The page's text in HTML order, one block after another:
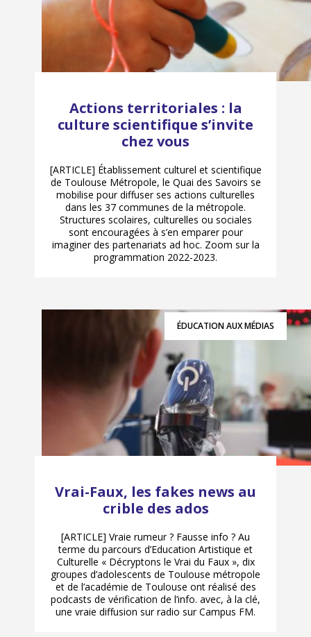
Actions territoriales : la
culture scientifique s’invite
chez vous
[ARTICLE] Établissement culturel et scientifique
de Toulouse Métropole, le Quai des Savoirs se
mobilise pour diffuser ses actions culturelles
dans les 37 communes de la métropole.
Structures scolaires, culturelles ou sociales
sont encouragées à s’en emparer pour
imaginer des partenariats ad hoc. Zoom sur la
programmation 2022-2023.
ÉDUCATION AUX MÉDIAS
Vrai-Faux, les fakes news au
crible des ados
[ARTICLE] Vraie rumeur ? Fausse info ? Au
terme du parcours d’Education Artistique et
Culturelle « Décryptons le Vrai du Faux », dix
groupes d’adolescents de Toulouse métropole
et de l’académie de Toulouse ont réalisé des
podcasts de vérification de l’info. avec, à la clé,
une vraie diffusion sur radio sur Campus FM.